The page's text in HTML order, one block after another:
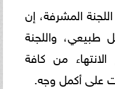
المشرفة، إن
طبيعي، واللجنة
من كافة
على أكمل وجه.